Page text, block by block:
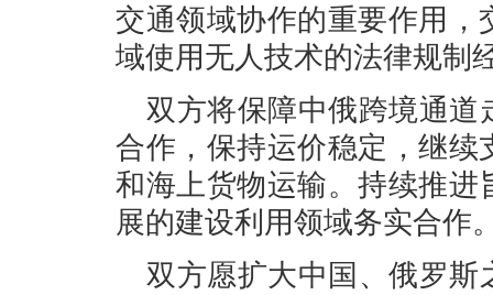
交通领域协作的重要作用
域使用无人技术的法律规制
双方将保障中俄跨境通道
合作，保持运价稳定，继
和海上货物运输。持续推
展的建设利用领域务实合作
双方愿扩大中国、俄罗斯